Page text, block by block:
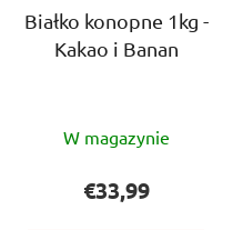
Białko konopne 1kg -
Kakao i Banan
ocena
produktu
wynosi
W magazynie
€33,99